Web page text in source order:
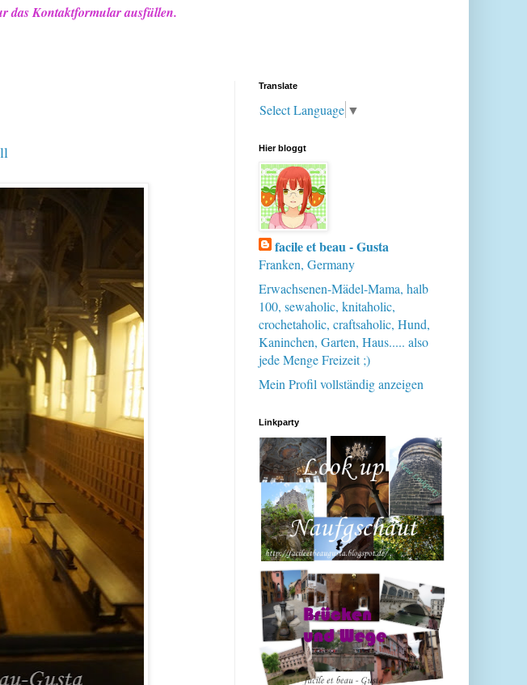
das Kontaktformular ausfüllen.
Translate
Select Language ▼
Hier bloggt
facile et beau - Gusta
Franken, Germany
Erwachsenen-Mädel-Mama, halb
100, sewaholic, knitaholic,
crochetaholic, craftsaholic, Hund,
Kaninchen, Garten, Haus..... also
jede Menge Freizeit ;)
Mein Profil vollständig anzeigen
Linkparty